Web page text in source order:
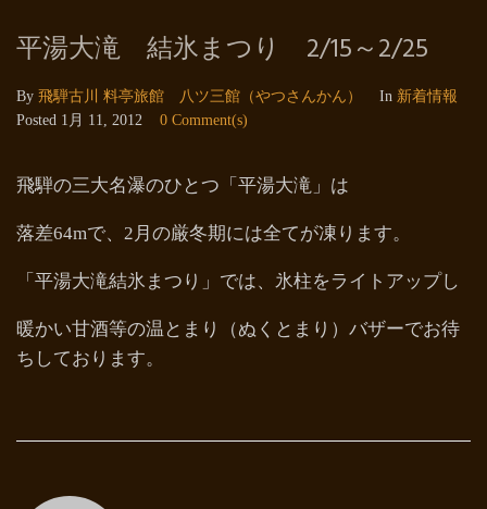
平湯大滝 結氷まつり 2/15～2/25
By 飛騨古川 料亭旅館 八ツ三館（やつさんかん） In 新着情報
Posted 1月 11, 2012 0 Comment(s)
飛騨の三大名瀑のひとつ「平湯大滝」は
落差64mで、2月の厳冬期には全てが凍ります。
「平湯大滝結氷まつり」では、氷柱をライトアップし
暖かい甘酒等の温とまり（ぬくとまり）バザーでお待
ちしております。